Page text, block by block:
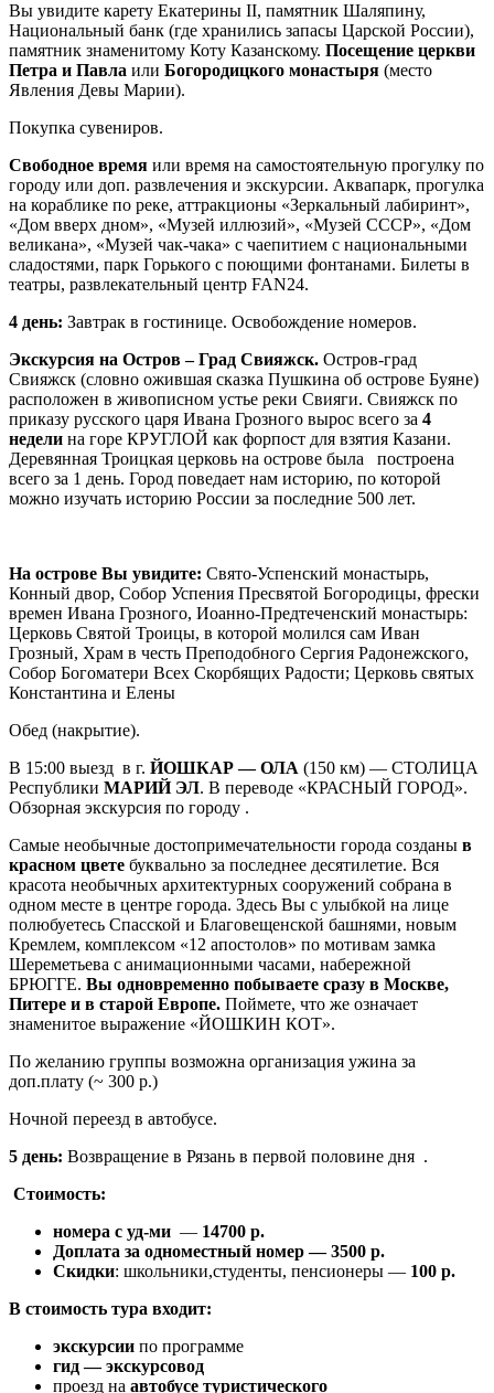
Вы увидите карету Екатерины II, памятник Шаляпину,
Национальный банк (где хранились запасы Царской России),
памятник знаменитому Коту Казанскому. Посещение церкви
Петра и Павла или Богородицкого монастыря (место
Явления Девы Марии).
Покупка сувениров.
Свободное время или время на самостоятельную прогулку по
городу или доп. развлечения и экскурсии. Аквапарк, прогулка
на кораблике по реке, аттракционы «Зеркальный лабиринт»,
«Дом вверх дном», «Музей иллюзий», «Музей СССР», «Дом
великана», «Музей чак-чака» с чаепитием с национальными
сладостями, парк Горького с поющими фонтанами. Билеты в
театры, развлекательный центр FAN24.
4 день: Завтрак в гостинице. Освобождение номеров.
Экскурсия на Остров – Град Свияжск. Остров-град
Свияжск (словно ожившая сказка Пушкина об острове Буяне)
расположен в живописном устье реки Свияги. Свияжск по
приказу русского царя Ивана Грозного вырос всего за 4
недели на горе КРУГЛОЙ как форпост для взятия Казани.
Деревянная Троицкая церковь на острове была построена
всего за 1 день. Город поведает нам историю, по которой
можно изучать историю России за последние 500 лет.
На острове Вы увидите: Свято-Успенский монастырь,
Конный двор, Собор Успения Пресвятой Богородицы, фрески
времен Ивана Грозного, Иоанно-Предтеченский монастырь:
Церковь Святой Троицы, в которой молился сам Иван
Грозный, Храм в честь Преподобного Сергия Радонежского,
Собор Богоматери Всех Скорбящих Радости; Церковь святых
Константина и Елены
Обед (накрытие).
В 15:00 выезд в г. ЙОШКАР — ОЛА (150 км) — СТОЛИЦА
Республики МАРИЙ ЭЛ. В переводе «КРАСНЫЙ ГОРОД».
Обзорная экскурсия по городу .
Самые необычные достопримечательности города созданы в
красном цвете буквально за последнее десятилетие. Вся
красота необычных архитектурных сооружений собрана в
одном месте в центре города. Здесь Вы с улыбкой на лице
полюбуетесь Спасской и Благовещенской башнями, новым
Кремлем, комплексом «12 апостолов» по мотивам замка
Шереметьева с анимационными часами, набережной
БРЮГГЕ. Вы одновременно побываете сразу в Москве,
Питере и в старой Европе. Поймете, что же означает
знаменитое выражение «ЙОШКИН КОТ».
По желанию группы возможна организация ужина за
доп.плату (~ 300 р.)
Ночной переезд в автобусе.
5 день: Возвращение в Рязань в первой половине дня .
Стоимость:
номера с уд-ми — 14700 р.
Доплата за одноместный номер — 3500 р.
Скидки: школьники,студенты, пенсионеры — 100 р.
В стоимость тура входит:
экскурсии по программе
гид — экскурсовод
проезд на автобусе туристического